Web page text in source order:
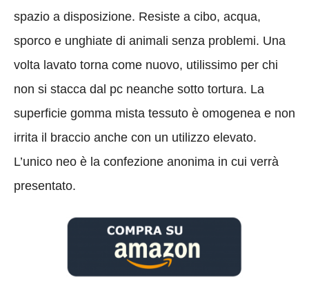
spazio a disposizione. Resiste a cibo, acqua,
sporco e unghiate di animali senza problemi. Una
volta lavato torna come nuovo, utilissimo per chi
non si stacca dal pc neanche sotto tortura. La
superficie gomma mista tessuto è omogenea e non
irrita il braccio anche con un utilizzo elevato.
L’unico neo è la confezione anonima in cui verrà
presentato.